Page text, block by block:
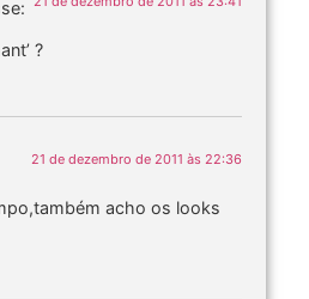
?
21 de dezembro de 2011 às 22:36
acho os looks